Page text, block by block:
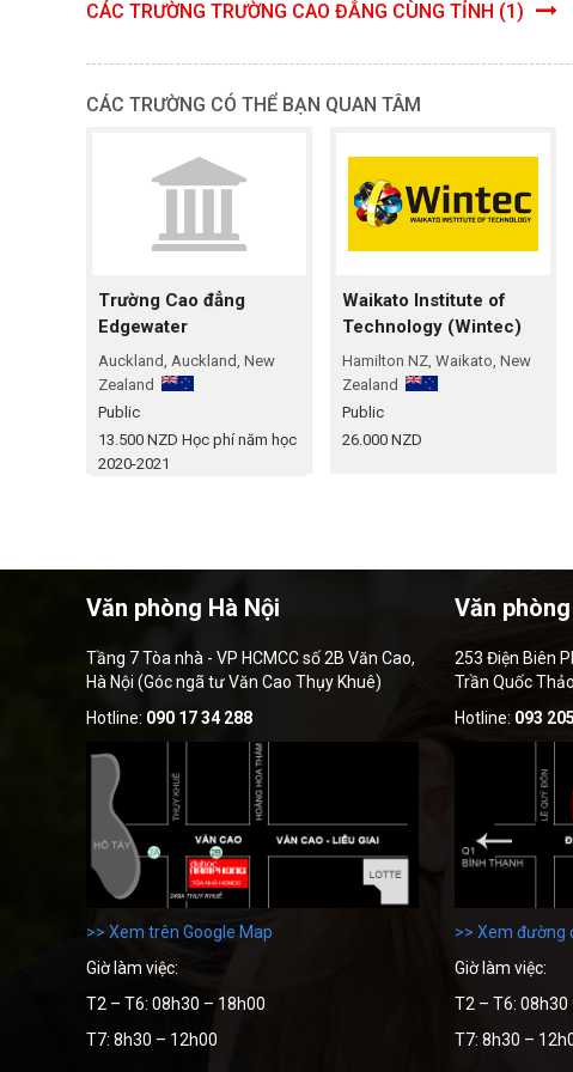
CÁC TRƯỜNG TRƯỜNG CAO ĐẲNG CÙNG TỈNH (1)
CÁC TRƯỜNG CÓ THỂ BẠN QUAN TÂM
Trường Cao đẳng
Edgewater
Auckland, Auckland, New
Zealand
Public
13.500 NZD Học phí năm học
2020-2021
Waikato Institute of
Technology (Wintec)
Hamilton NZ, Waikato, New
Zealand
Public
26.000 NZD
Văn phòng Hà Nội
Tầng 7 Tòa nhà - VP HCMCC số 2B Văn Cao,
Hà Nội (Góc ngã tư Văn Cao Thụy Khuê)
Hotline: 090 17 34 288
>> Xem trên Google Map
Giờ làm việc:
T2 – T6: 08h30 – 18h00
T7: 8h30 – 12h00
Văn
253 Điện Biên
Trần Quốc
Hotline: 093
>> Xem đường
Giờ làm việc:
T2 – T6: 08h30
T7: 8h30 –